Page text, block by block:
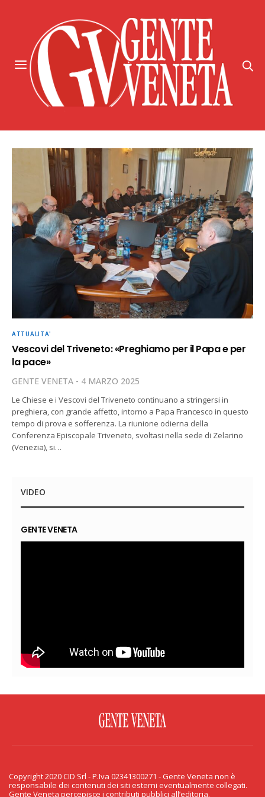
ATTUALITA'
Vescovi del Triveneto: «Preghiamo per il Papa e per
la pace»
GENTE VENETA 4 MARZO 2025
Le Chiese e i Vescovi del Triveneto continuano a stringersi in
preghiera, con grande affetto, intorno a Papa Francesco in questo
tempo di prova e sofferenza. La riunione odierna della
Conferenza Episcopale Triveneto, svoltasi nella sede di Zelarino
(Venezia), si…
VIDEO
GENTE VENETA
PRIVACY & COOKIE
Copyright 2020 CID Srl - P.Iva 02341300271 - Gente Veneta non è
responsabile dei contenuti dei siti esterni eventualmente collegati.
Gente Veneta percepisce i contributi pubblici all’editoria.